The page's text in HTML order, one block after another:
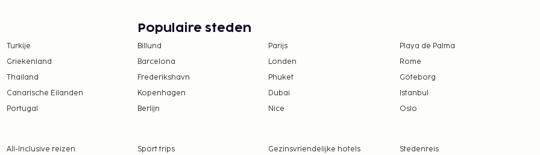
gratis ontbijtbuffet.
voorbehoud van
Turkije
Griekenland
Thailand
Canarische Eilanden
Portugal
Populaire steden
Billund Parijs
Playa de Palma
Barcelona
Londen
Rome
Frederikshavn
Phuket
Göteborg
Kopenhagen
Dubai
Istanbul
Berlijn
Nice Oslo
All-Inclusive reizen Sport trips Gezinsvriendelijke hotels
Stedenreis